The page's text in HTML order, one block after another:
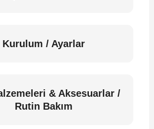
Kurulum / Ayarlar
& Aksesuarlar /
Rutin Bakım